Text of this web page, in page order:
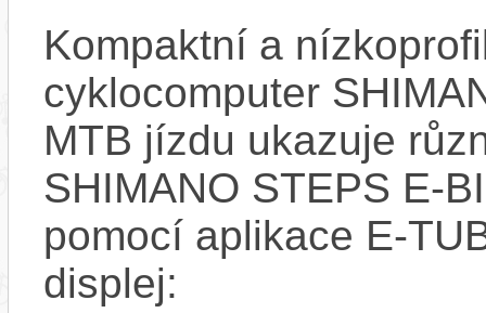
Kompaktní a
cyklocomputer
MTB jízdu ukazuje
SHIMANO STEPS E-
pomocí aplikace E-
displej: